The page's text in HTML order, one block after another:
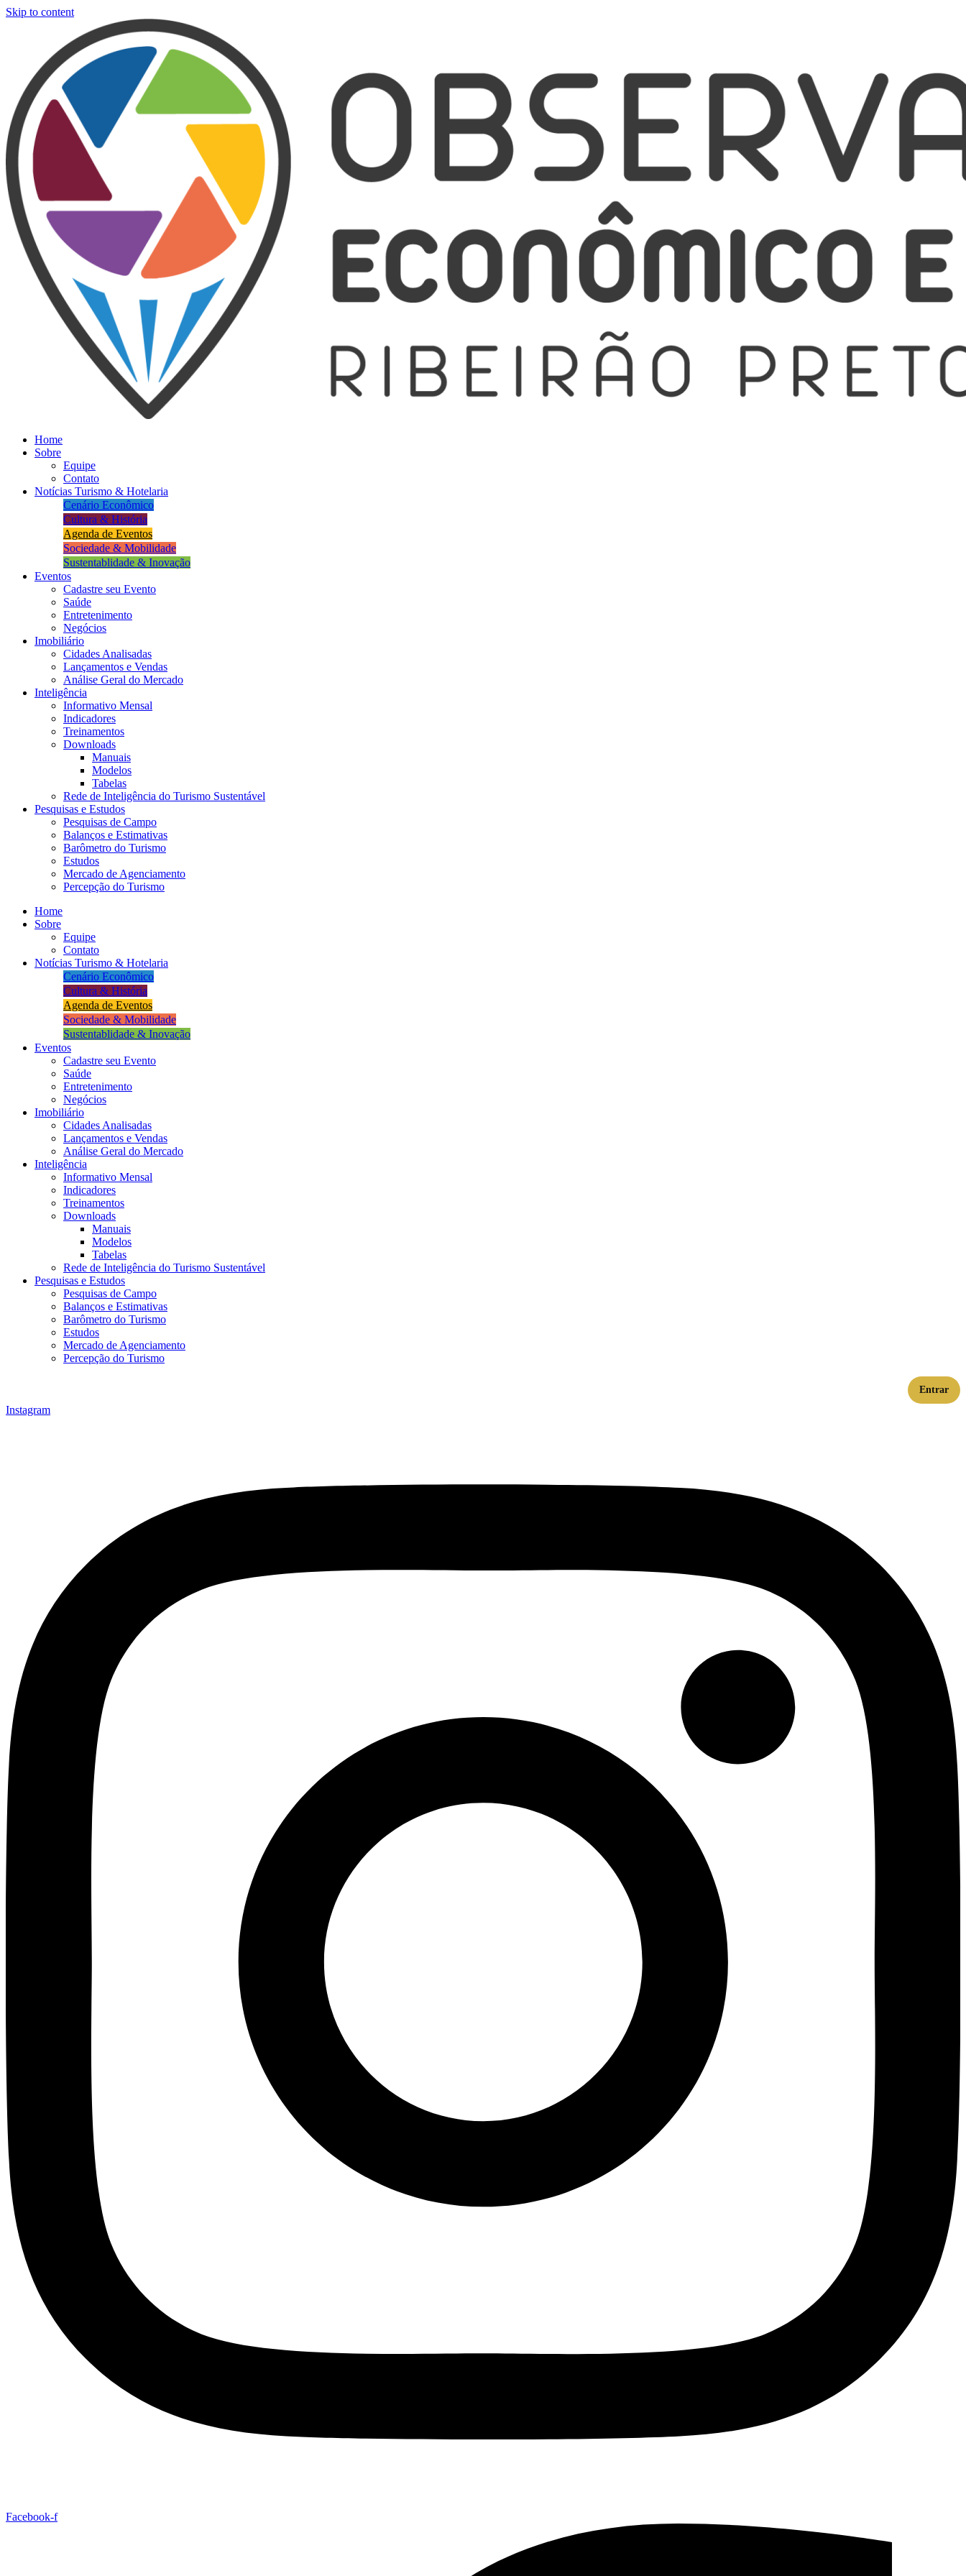
Skip to content
Home
Sobre
Equipe
Contato
Notícias Turismo & Hotelaria
Cenário Econômico
Cultura & História
Agenda de Eventos
Sociedade & Mobilidade
Sustentablidade & Inovação
Eventos
Cadastre seu Evento
Saúde
Entretenimento
Negócios
Imobiliário
Cidades Analisadas
Lançamentos e Vendas
Análise Geral do Mercado
Inteligência
Informativo Mensal​
Indicadores
Treinamentos
Downloads
Manuais
Modelos
Tabelas
Rede de Inteligência do Turismo Sustentável
Pesquisas e Estudos
Pesquisas de Campo
Balanços e Estimativas
Barômetro do Turismo
Estudos
Mercado de Agenciamento
Percepção do Turismo
Home
Sobre
Equipe
Contato
Notícias Turismo & Hotelaria
Cenário Econômico
Cultura & História
Agenda de Eventos
Sociedade & Mobilidade
Sustentablidade & Inovação
Eventos
Cadastre seu Evento
Saúde
Entretenimento
Negócios
Imobiliário
Cidades Analisadas
Lançamentos e Vendas
Análise Geral do Mercado
Inteligência
Informativo Mensal​
Indicadores
Treinamentos
Downloads
Manuais
Modelos
Tabelas
Rede de Inteligência do Turismo Sustentável
Pesquisas e Estudos
Pesquisas de Campo
Balanços e Estimativas
Barômetro do Turismo
Estudos
Mercado de Agenciamento
Percepção do Turismo
Entrar
Instagram
Facebook-f